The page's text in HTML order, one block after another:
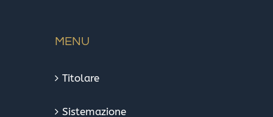
MENU
Titolare
Sistemazione